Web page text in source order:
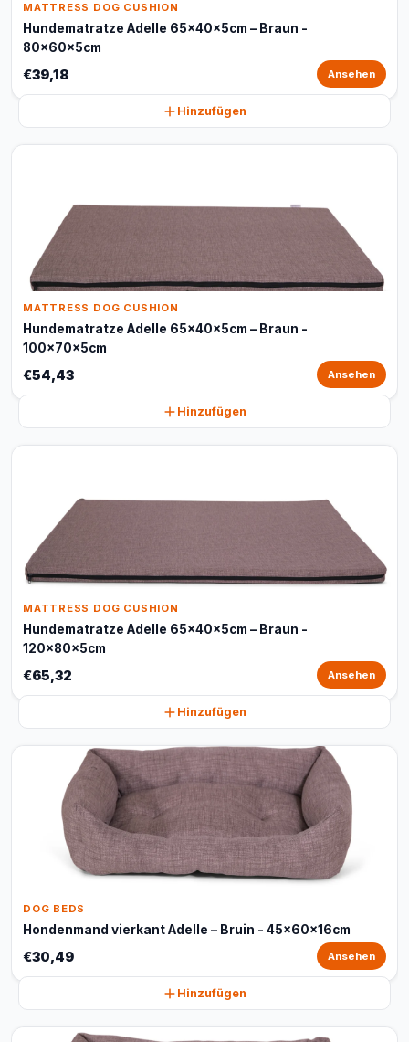
MATTRESS DOG CUSHION
Hundematratze Adelle 65x40x5cm – Braun -
80x60x5cm
€39,18 Ansehen
Hinzufügen
MATTRESS DOG CUSHION
Hundematratze Adelle 65x40x5cm – Braun -
100x70x5cm
€54,43 Ansehen
Hinzufügen
MATTRESS DOG CUSHION
Hundematratze Adelle 65x40x5cm – Braun -
120x80x5cm
€65,32 Ansehen
Hinzufügen
DOG BEDS
Hondenmand vierkant Adelle – Bruin - 45x60x16cm
€30,49 Ansehen
Hinzufügen